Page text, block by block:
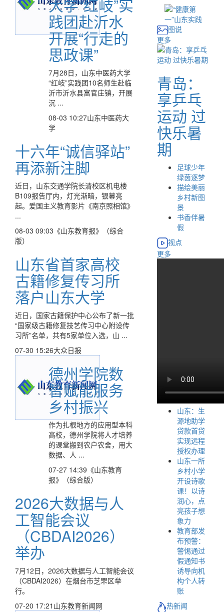
大学“红岐”实
践团赴沂水
开展“行走的
思政课”
7月28日，山东中医药大学
“红岐”实践团10名师生赴临
沂市沂水县富官庄镇，开展
沉 ...
08-03 10:27山东中医药大
学
十六年“诚信驿站”
再添新注脚
近日，山东交通学院长清校区机电楼
B109报告厅内，灯光渐暗，银幕亮
起。爱国主义教育影片《南京照相馆》
...
08-03 09:03 《山东教育报》（综合
版）
山东省首家高校
古籍修复传习所
落户山东大学
近日，国家古籍保护中心公布了新一批
“国家级古籍修复技艺传习中心附设传
习所”名单，共有5家单位入选，山 ...
07-30 15:26大众日报
德州学院数
智赋能服务
乡村振兴
作为扎根地方的应用型本科
高校，德州学院将人才培养
的课堂搬到农户农舍，用大
数据、人 ...
07-27 14:39 《山东教育
报》（综合版）
2026大数据与人
工智能会议
（CBDAI2026）
举办
7月12日，2026大数据与人工智能会议
（CBDAI2026）在烟台市芝罘区举
行。
07-20 17:21 山东教育新闻网
图说
更多
青岛：
享乒乓
运动 过
快乐暑
期
足球少年
绿茵逐梦
描绘美丽
乡村新图
景
书香伴暑
假
视点
更多
山东：生
源地助学
贷款首贷
实现远程
授权办理
山东一所
乡村小学
开设诗歌
课！以诗
润心，点
亮孩子想
象力
教育部发
布预警：
警惕通过
假通知书
诱导向机
构个人转
账
热新闻